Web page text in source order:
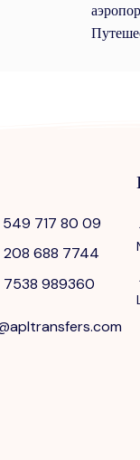
717 80 09
688 7744
989360